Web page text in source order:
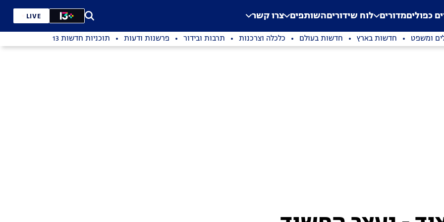
Application error: a
. כפוליםמדורים לוח שידוריםהשותפים צרו קשר LIVE
ומשפט חדשות בארץ חדשות בעולם כלכלה וצרכנות תרבות ובידור פרשנות ודעות תוכניות חדשות 13